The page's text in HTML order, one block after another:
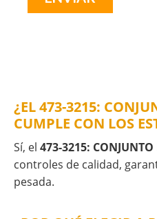
¿EL 473-3215:
CUMPLE CON LOS
Sí, el 473-3215: CONJUNTO
controles de calidad,
pesada.